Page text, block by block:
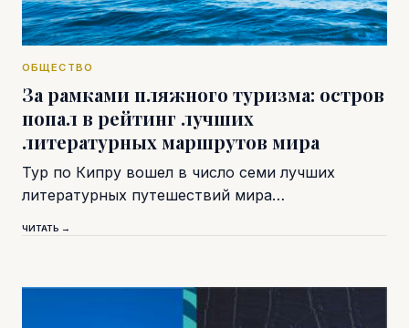
ОБЩЕСТВО
За рамками пляжного туризма: остров
попал в рейтинг лучших
литературных маршрутов мира
Тур по Кипру вошел в число семи лучших
литературных путешествий мира…
ЧИТАТЬ →